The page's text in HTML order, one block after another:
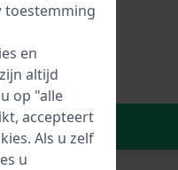
toestemming
en
altijd
op "alle
accepteert
Als u zelf
u